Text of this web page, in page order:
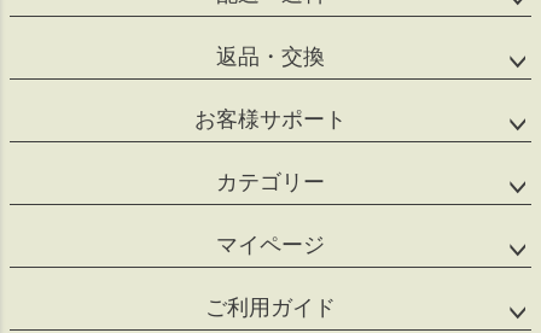
返品・交換
お客様サポート
カテゴリー
マイページ
ご利用ガイド